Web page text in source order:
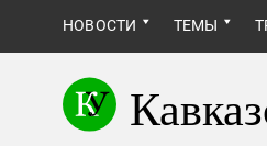
НОВОСТИ ТЕМЫ